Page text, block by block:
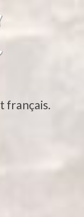
français.